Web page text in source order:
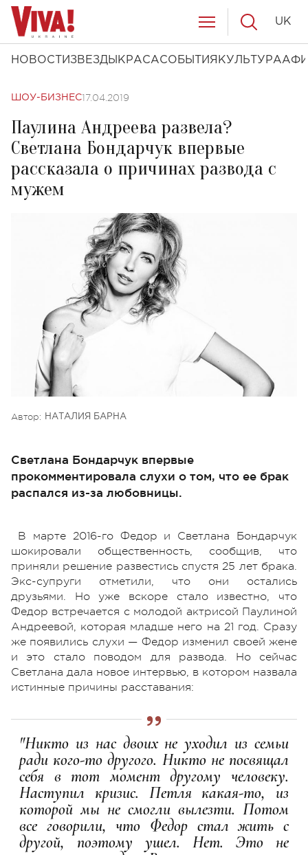
НОВОСТИ ЗВЕЗДЫ КРАСАСОБЫТИЯ КУЛЬТУРА
UK
ШОУ-БИЗНЕС17.04.2019
Паулина Андреева развела?
Светлана Бондарчук впервые
рассказала о причинах развода с
мужем
Автор: НАТАЛИЯ БАРНА
Светлана Бондарчук впервые
прокомментировала слухи о том, что ее брак
распался из-за любовницы.
В марте 2016-го Федор и Светлана Бондарчук
шокировали общественность, сообщив, что
приняли решение развестись спустя 25 лет брака.
Экс-супруги отметили, что они остались
друзьями. Но уже вскоре стало известно, что
Федор встречается с молодой актрисой Паулиной
Андреевой, которая младше него на 21 год. Сразу
же появились слухи — Федор изменил своей жене
и это стало поводом для развода. Но сейчас
Светлана дала новое интервью, в котором назвала
истинные причины расставания:
"Никто из нас двоих не уходил из семьи
ради кого-то другого. Никто не посвящал
себя в тот момент другому человеку.
Наступил кризис. Петля какая-то, из
которой мы не смогли вылезти. Потом
все говорили, что Федор стал жить с
другой, поэтому ушел. Нет. Это не